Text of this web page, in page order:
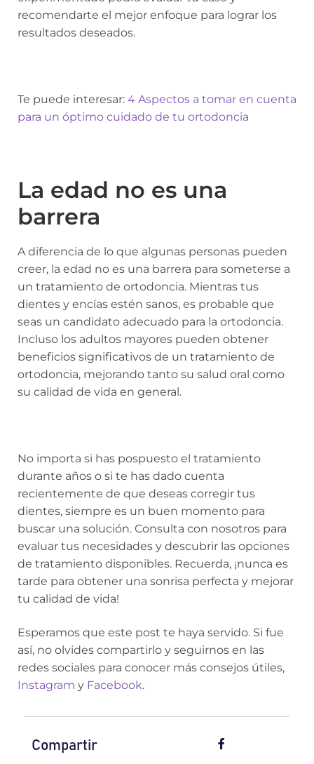
recomendarte el mejor enfoque para lograr los
resultados deseados.
Te puede interesar: 4 Aspectos a tomar en cuenta
para un óptimo cuidado de tu ortodoncia
La edad no es una
barrera
A diferencia de lo que algunas personas pueden
creer, la edad no es una barrera para someterse a
un tratamiento de ortodoncia. Mientras tus
dientes y encías estén sanos, es probable que
seas un candidato adecuado para la ortodoncia.
Incluso los adultos mayores pueden obtener
beneficios significativos de un tratamiento de
ortodoncia, mejorando tanto su salud oral como
su calidad de vida en general.
No importa si has pospuesto el tratamiento
durante años o si te has dado cuenta
recientemente de que deseas corregir tus
dientes, siempre es un buen momento para
buscar una solución. Consulta con nosotros para
evaluar tus necesidades y descubrir las opciones
de tratamiento disponibles. Recuerda, ¡nunca es
tarde para obtener una sonrisa perfecta y mejorar
tu calidad de vida!
Esperamos que este post te haya servido. Si fue
así, no olvides compartirlo y seguirnos en las
redes sociales para conocer más consejos útiles,
Instagram y Facebook.
Compartir